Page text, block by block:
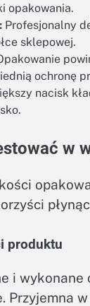
opakowania.
Profesjonalny
sklepowej.
ochronę
nacisk
w
produktu
i
Przyjemna